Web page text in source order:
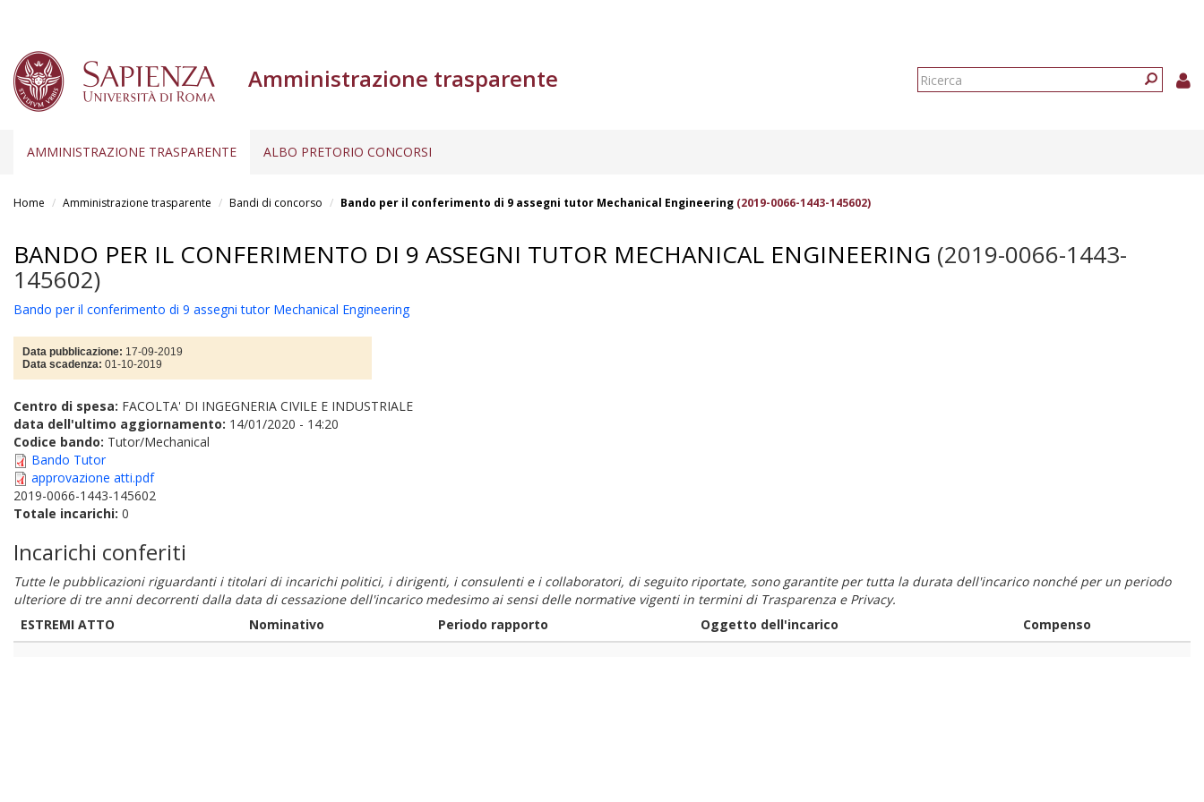
Amministrazione trasparente
Form
AMMINISTRAZIONE TRASPARENTE ALBO PRETORIO CONCORSI
Home Amministrazione trasparente Bandi di concorso Bando per il conferimento di 9 assegni tutor Mechanical Engineering (2019-0066-1443-145602)
BANDO PER IL CONFERIMENTO DI 9 ASSEGNI TUTOR MECHANICAL ENGINEERING (2019-0066-1443-
145602)
Bando per il conferimento di 9 assegni tutor Mechanical Engineering
Data pubblicazione: 17-09-2019
Data scadenza: 01-10-2019
Centro di spesa: FACOLTA' DI INGEGNERIA CIVILE E INDUSTRIALE
data dell'ultimo aggiornamento: 14/01/2020 - 14:20
Codice bando: Tutor/Mechanical
Bando Tutor
approvazione atti.pdf
2019-0066-1443-145602
Totale incarichi: 0
Incarichi conferiti
Tutte le pubblicazioni riguardanti i titolari di incarichi politici, i dirigenti, i consulenti e i collaboratori, di seguito riportate, sono garantite per tutta la durata dell'incarico nonché per un periodo
ulteriore di tre anni decorrenti dalla data di cessazione dell'incarico medesimo ai sensi delle normative vigenti in termini di Trasparenza e Privacy.
ESTREMI ATTO
Nominativo Periodo rapporto Oggetto dell'incarico Compenso